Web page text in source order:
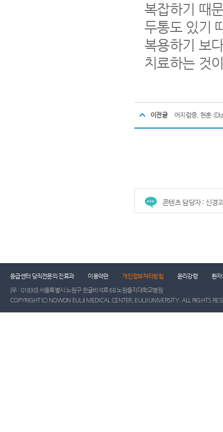
복잡하기 때
두통도 있기
복용하기 보
치료하는 것
이전글 어지럼증, 현훈
콘텐츠 담당자 : 신경
응급센터 당직전문의 진료과 이용약관 개인정보처리방침 윤리강령
환자
[우 : 01830] 서울특별시 노원구 한글비석로 68 노원을지대학교병원
COPYRIGHT(C) NOWON EULJI MEDICAL CENTER, EULJI UNIVERSITY. ALL RIGHTS